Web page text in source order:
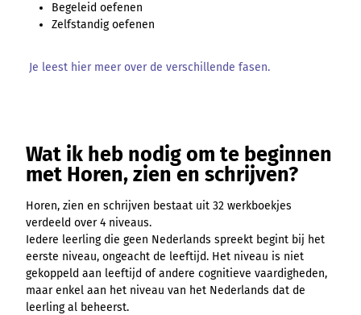
Begeleid oefenen
Zelfstandig oefenen
Je leest hier meer over de verschillende fasen.
Wat ik heb nodig om te beginnen
met Horen, zien en schrijven?
Horen, zien en schrijven bestaat uit 32 werkboekjes
verdeeld over 4 niveaus.
Iedere leerling die geen Nederlands spreekt begint bij het
eerste niveau, ongeacht de leeftijd. Het niveau is niet
gekoppeld aan leeftijd of andere cognitieve vaardigheden,
maar enkel aan het niveau van het Nederlands dat de
leerling al beheerst.